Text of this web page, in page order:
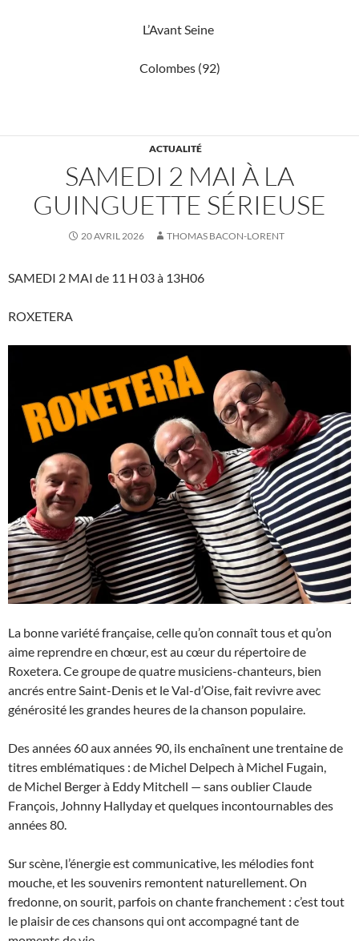
L’Avant Seine
Colombes (92)
ACTUALITÉ
SAMEDI 2 MAI À LA
GUINGUETTE SÉRIEUSE
20 AVRIL 2026 THOMAS BACON-LORENT
SAMEDI 2 MAI de 11 H 03 à 13H06
ROXETERA
La bonne variété française, celle qu’on connaît tous et qu’on
aime reprendre en chœur, est au cœur du répertoire de
Roxetera. Ce groupe de quatre musiciens-chanteurs, bien
ancrés entre Saint-Denis et le Val-d’Oise, fait revivre avec
générosité les grandes heures de la chanson populaire.
Des années 60 aux années 90, ils enchaînent une trentaine de
titres emblématiques : de Michel Delpech à Michel Fugain,
de Michel Berger à Eddy Mitchell — sans oublier Claude
François, Johnny Hallyday et quelques incontournables des
années 80.
Sur scène, l’énergie est communicative, les mélodies font
mouche, et les souvenirs remontent naturellement. On
fredonne, on sourit, parfois on chante franchement : c’est tout
le plaisir de ces chansons qui ont accompagné tant de